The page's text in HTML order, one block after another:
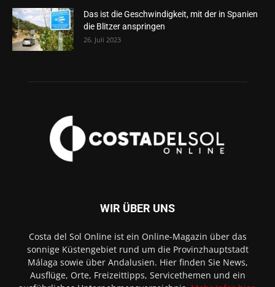
Das ist die Geschwindigkeit, mit der in Spanien
die Blitzer anspringen
26. Juli 2023
WIR ÜBER UNS
Costa del Sol Online ist ein Online-Magazin über das
sonnige Küstengebiet rund um die Provinzhauptstadt
Málaga sowie über Andalusien. Hier finden Sie News,
Ausflüge, Orte, Freizeittipps, Servicethemen und ein